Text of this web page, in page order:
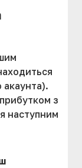
акаунта).
з
наступним